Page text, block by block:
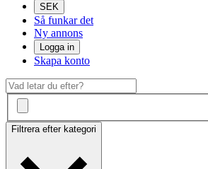
SEK
Så funkar det
Ny annons
Logga in
Skapa konto
Filtrera efter kategori